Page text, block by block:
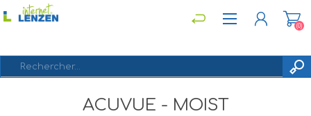
S'ENREGISTRER
(0)
ACUVUE - MOIST